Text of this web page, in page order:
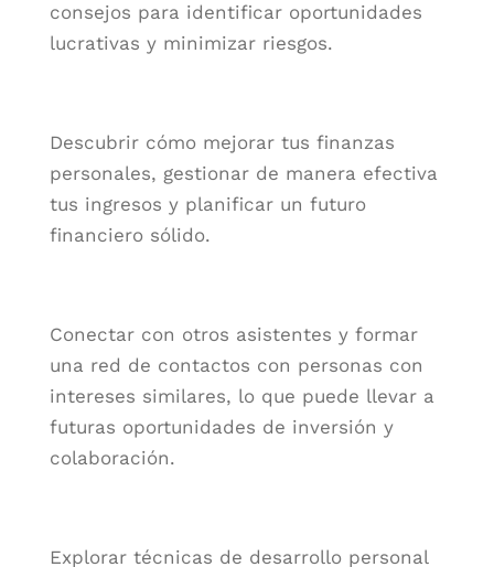
consejos para identificar oportunidades
lucrativas y minimizar riesgos.
Descubrir cómo mejorar tus finanzas
personales, gestionar de manera efectiva
tus ingresos y planificar un futuro
financiero sólido.
Conectar con otros asistentes y formar
una red de contactos con personas con
intereses similares, lo que puede llevar a
futuras oportunidades de inversión y
colaboración.
Explorar técnicas de desarrollo personal